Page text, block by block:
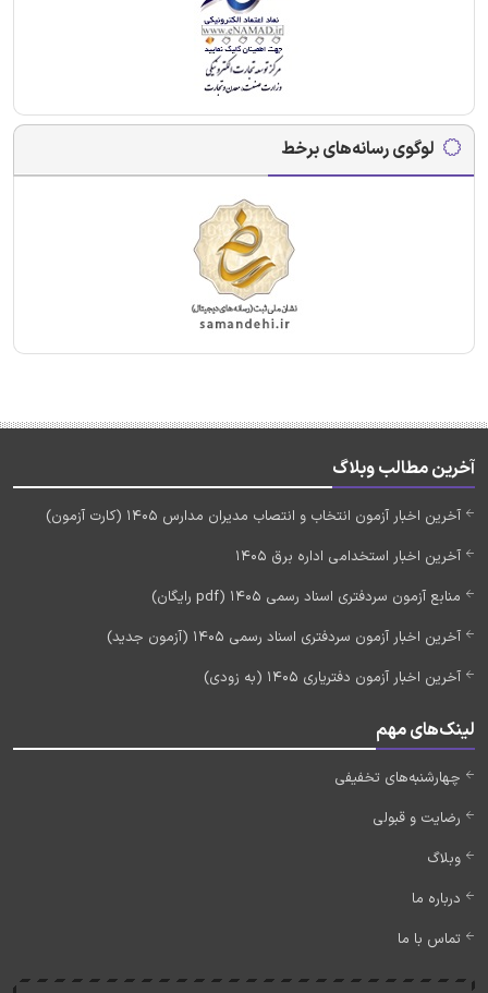
لوگوی رسانه‌های برخط
آخرین مطالب وبلاگ
آخرین اخبار آزمون انتخاب و انتصاب مدیران مدارس 1405 (کارت آزمون)
آخرین اخبار استخدامی اداره برق 1405
منابع آزمون سردفتری اسناد رسمی 1405 (pdf رایگان)
آخرین اخبار آزمون سردفتری اسناد رسمی 1405 (آزمون جدید)
آخرین اخبار آزمون دفتریاری 1405 (به زودی)
لینک‌های مهم
چهارشنبه‌های تخفیفی
رضایت و قبولی
وبلاگ
درباره ما
تماس با ما